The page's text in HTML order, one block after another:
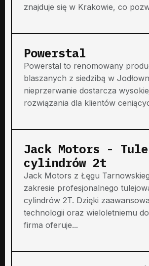
znajduje się w Krakowie, co
Powerstal
Powerstal to renomowany
blaszanych z siedzibą w
nieprzerwanie dostarcza
rozwiązania dla klientów
Jack Motors -
cylindrów 2t
Jack Motors z Łęgu
zakresie profesjonalnego
cylindrów 2T. Dzięki
technologii oraz wieloletniemu
firma oferuje...